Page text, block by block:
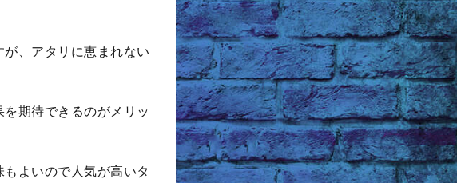
、アタリに恵まれない
期待できるのがメリッ
よいので人気が高いタ